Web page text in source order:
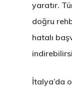
yaratır.
doğru
hatalı
İtalya’da